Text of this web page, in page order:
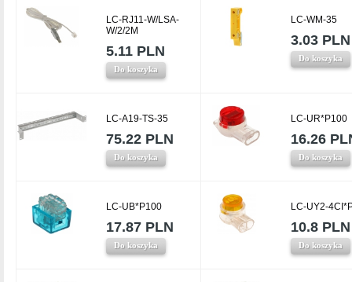
LC-RJ11-W/LSA-
W/2/2M
5.11 PLN
Do koszyka
LC-WM-35
3.03 PLN
Do koszyka
LC-A19-TS-35
75.22 PLN
Do koszyka
LC-UR*P100
16.26
Do koszyka
LC-UB*P100
17.87 PLN
Do koszyka
LC-UY2-
10.8 PLN
Do koszyka